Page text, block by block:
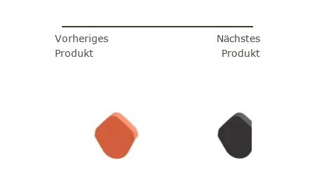
Vorheriges
Produkt
Nächstes
Produkt